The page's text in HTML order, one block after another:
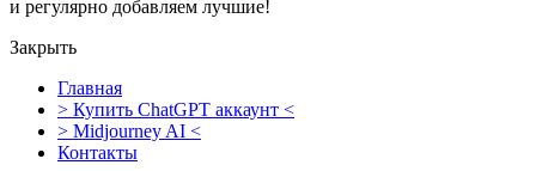
и регулярно добавляем лучшие!
Закрыть
Главная
> Купить ChatGPT аккаунт <
> Midjourney AI <
Контакты